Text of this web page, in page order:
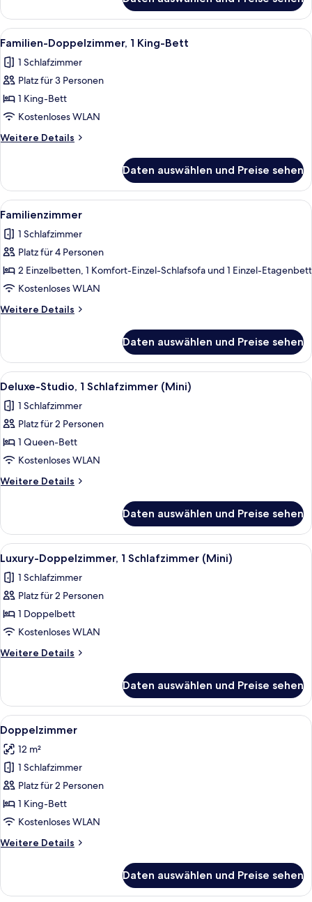
room
140cm
Bed
Alle
Fotos
für
Familien-
Doppelzimmer,
1 King-
Bett
anzeigen
Ein ordentlich bezogenes Bett mit
4
Familien-Doppelzimmer, 1 King-Bett
1 Schlafzimmer
Platz für 3 Personen
1 King-Bett
Kostenloses WLAN
Weitere Details
Weitere
Doppelzimmer,
1 King-
Bett
Daten auswählen und Preise sehen
Alle
Fotos
für
Familienzimmer
anzeigen
Ein Hotelzimmer mit Bett,
7
Familienzimmer
1 Schlafzimmer
Platz für 4 Personen
2 Einzelbetten, 1 Komfort-Einzel-Schlafsofa und 1 Einzel-Etagenbett
Kostenloses WLAN
Weitere Details
Weitere
Daten auswählen und Preise sehen
Alle
Fotos
für
Deluxe-
Studio,
1
Schlafzimmer
(Mini)
Ein Hotelzimmer mit einem Bett,
4
Deluxe-Studio, 1 Schlafzimmer (Mini)
1 Schlafzimmer
Platz für 2 Personen
1 Queen-Bett
Kostenloses WLAN
Weitere Details
Weitere
Studio,
Schlafzimmer
Daten auswählen und Preise sehen
Alle
Fotos
für
Luxury-
Doppelzimmer,
1
Schlafzimmer
(Mini)
Ein Zimmer mit einem Bett, zwei
4
Luxury-Doppelzimmer, 1 Schlafzimmer (Mini)
1 Schlafzimmer
Platz für 2 Personen
1 Doppelbett
Kostenloses WLAN
Weitere Details
Weitere
Doppelzimmer,
Schlafzimmer
(Mini)
Daten auswählen und Preise sehen
Alle
Fotos
für
Doppelzimmer
anzeigen
Ein Schlafzimmer mit einem Bett,
5
Doppelzimmer
12 m²
1 Schlafzimmer
Platz für 2 Personen
1 King-Bett
Kostenloses WLAN
Weitere Details
Weitere
Daten auswählen und Preise sehen